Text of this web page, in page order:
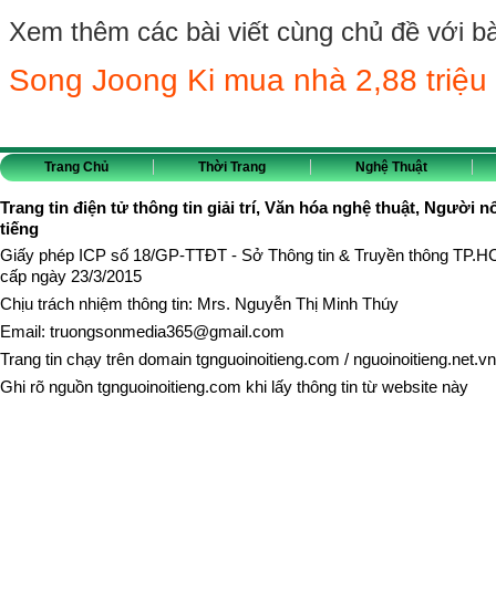
Xem thêm các bài viết cùng chủ đề với
Song Joong Ki mua nhà 2,88
Trang Chủ Thời Trang Nghệ Thuật
Trang tin điện tử thông tin giải trí, Văn hóa nghệ thuật, Người
tiếng
Giấy phép ICP số 18/GP-TTĐT - Sở Thông tin & Truyền thông
cấp ngày 23/3/2015
Chịu trách nhiệm thông tin: Mrs. Nguyễn Thị Minh Thúy
Email: truongsonmedia365@gmail.com
Trang tin chạy trên domain tgnguoinoitieng.com / nguoinoitieng.net.vn
Ghi rõ nguồn tgnguoinoitieng.com khi lấy thông tin từ website này